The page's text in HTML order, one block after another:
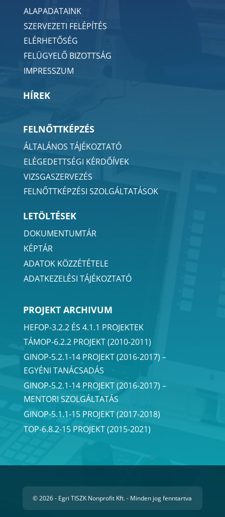
ALAPADATAINK
SZERVEZETI FELÉPÍTÉS
ELÉRHETŐSÉG
FELÜGYELŐ BIZOTTSÁG
IMPRESSZUM
HÍREK
FELNŐTTKÉPZÉS
ÁLTALÁNOS TÁJÉKOZTATÓ
ELÉGEDETTSÉGI KÉRDŐÍVEK
VIZSGASZERVEZÉS
FELNŐTTKÉPZÉSI SZOLGÁLTATÁSOK
LETÖLTÉSEK
DOKUMENTUMTÁR
KÉPTÁR
ADATOK KÖZZÉTÉTELE
ADATKEZELÉSI TÁJÉKOZTATÓ
PROJEKT ARCHIVUM
HEFOP-3.2.2 ÉS 4.1.1 PROJEKTEK
TÁMOP-6.2.2 PROJEKT (2010-2011)
GINOP-5.2.1-14 PROJEKT (2016-2017) –
EGYÉNI TANÁCSADÁS
GINOP-5.2.1-14 PROJEKT (2016-2017) –
MENTORI SZOLGÁLTATÁS
GINOP-5.1.1-15 PROJEKT (2017-2018)
TOP-6.8.2-15 PROJEKT (2015-2021)
© 2026 - Egri TISZK Nonprofit Kft. - Minden jog fenntartva